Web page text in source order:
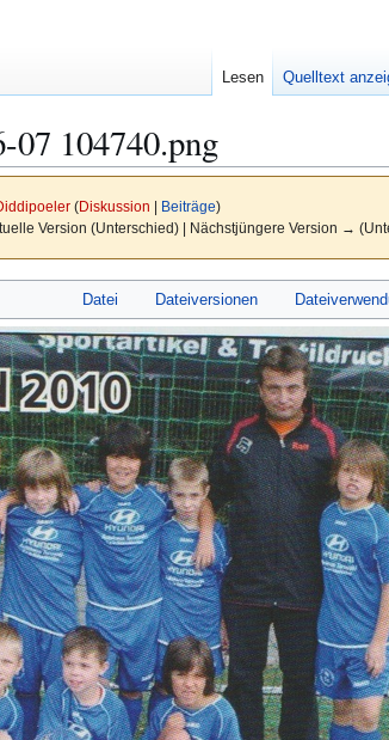
07 104740.png
(Diskussion Beiträge)
Version (Unterschied) | Nächstjüngere Version →
Datei Dateiversionen
Lesen Quelltext